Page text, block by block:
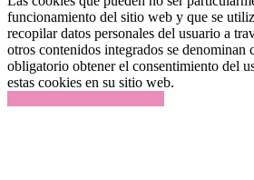
funcionamiento del sitio web y que se
recopilar datos personales del usuario a
otros contenidos integrados se denominan
obligatorio obtener el consentimiento del
estas cookies en su sitio web.